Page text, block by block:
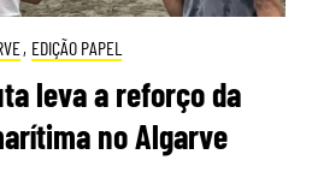
, EDIÇÃO PAPEL
leva a reforço da
no Algarve